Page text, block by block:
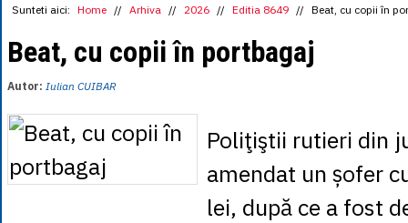
1 CNY = 0.6015
1 DKK
1 MDL= 0.2538
= 0.2227
1 NOK= 0.4191
1 NZD
1 PLN
= 1.1646
Sunteti aici: Home // Arhiva // 2026 // Editia 8649 // Beat, cu copii în
Beat, cu copii în portbagaj
Autor: Iulian CUIBAR
Poliţiştii rutieri din
amendat un șofer
lei, după ce a fost